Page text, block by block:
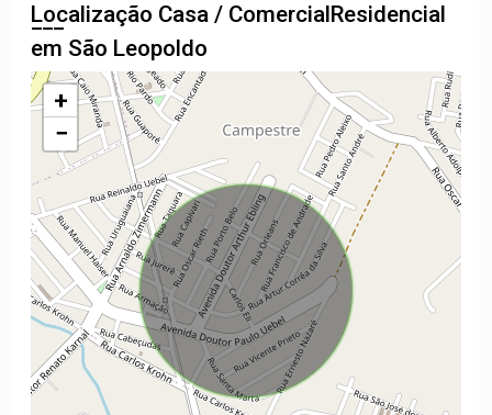
Localização Casa / ComercialResidencial
em São Leopoldo
+
−